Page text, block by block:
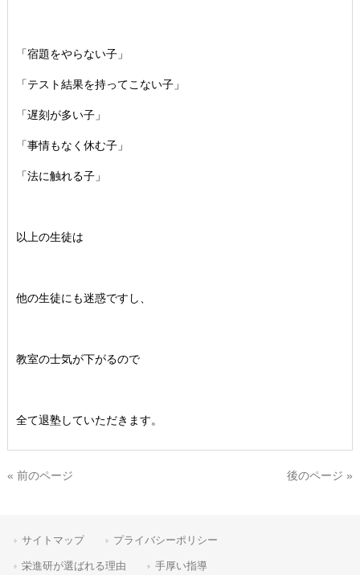
「宿題をやらない子」
「テスト結果を持ってこない子」
「遅刻が多い子」
「事情もなく休む子」
「法に触れる子」
以上の生徒は
他の生徒にも迷惑ですし、
教室の士気が下がるので
全て退塾していただきます。
« 前のページ 後のページ »
サイトマップ プライバシーポリシー
栄進研が選ばれる理由 手厚い指導